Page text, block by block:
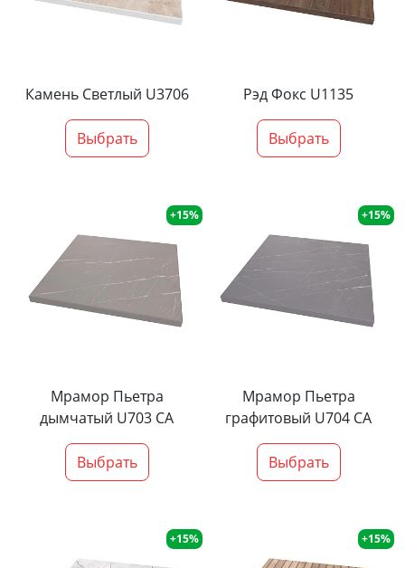
Камень Светлый U3706
Выбрать
Рэд Фокс U1135
Выбрать
+15%
Мрамор Пьетра
дымчатый U703 CA
Выбрать
+15%
Мрамор Пьетра
графитовый U704 CA
Выбрать
+15% +15%